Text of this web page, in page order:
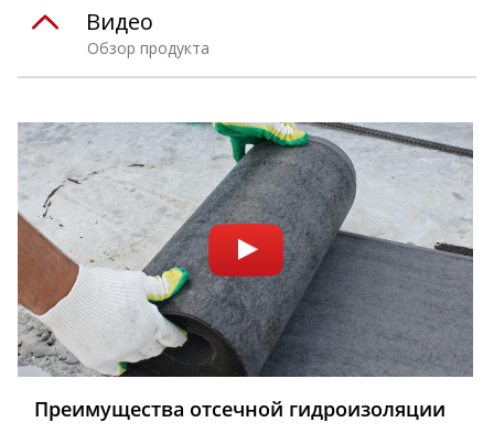
Обзор продукта
Видео
Преимущества отсечной гидроизоляции